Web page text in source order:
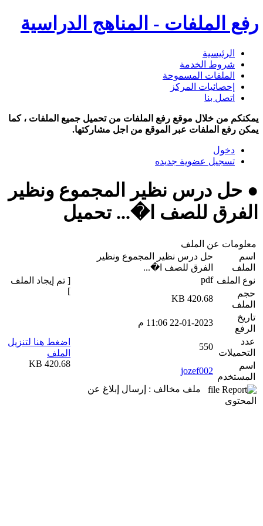
رفع الملفات - المناهج الدراسية
الرئيسية
شروط الخدمة
الملفات المسموحة
إحصائيات المركز
اتصل بنا
يمكنكم من خلال موقع رفع الملفات من تحميل جميع الملفات ، كما
يمكن رفع الملفات عبر الموقع من اجل مشاركتها.
دخول
تسجيل عضوية جديده
● حل درس نظير المجموع ونظير
الفرق للصف ا�... تحميل
معلومات عن الملف
اسم
الملف
حل درس نظير المجموع ونظير
الفرق للصف ا�...
نوع الملف pdf
حجم
الملف
420.68 KB
تاريخ
الرفع
22-01-2023 11:06 م
عدد
التحميلات
550
اسم
المستخدم
jozef002
ملف مخالف : إرسال إبلاغ عن
المحتوى
[ تم إيجاد الملف
]
اضغط هنا لتنزيل
الملف
420.68 KB